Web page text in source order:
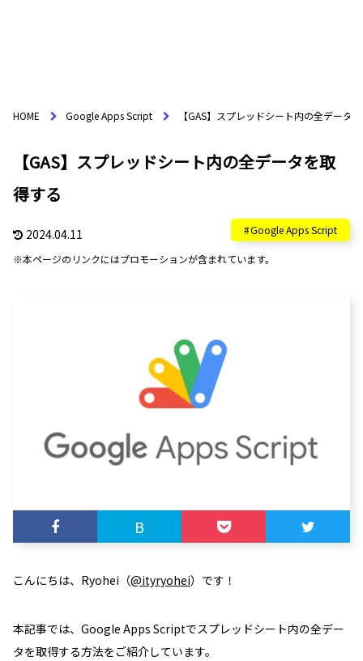
HOME Google Apps Script 【GAS】スプレッドシート内の全データ
【GAS】スプレッドシート内の全データを取
得する
2024.04.11 Google Apps Script
※本ページのリンクにはプロモーションが含まれています。
B
こんにちは、Ryohei（@ityryohei）です！
本記事では、Google Apps Scriptでスプレッドシート内の全デー
タを取得する方法をご紹介しています。